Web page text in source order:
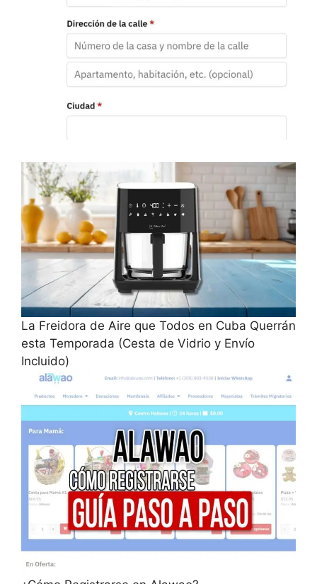
La Freidora de Aire que Todos en Cuba Querrán
esta Temporada (Cesta de Vidrio y Envío
Incluido)